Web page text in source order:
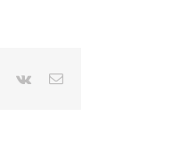
Pinterest
Vk Email